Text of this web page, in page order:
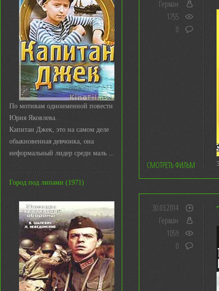
По мотивам одноименной повести
Юрия Яковлева.
Капитан Джек, это на самом деле
обыкновенная девчонка, она
неформальный лидер среди маль ...
Город под липами (1971)
Герман
1755
0
СМОТРЕТЬ ФИЛЬМ
30.03.2014
Герман
1059
0